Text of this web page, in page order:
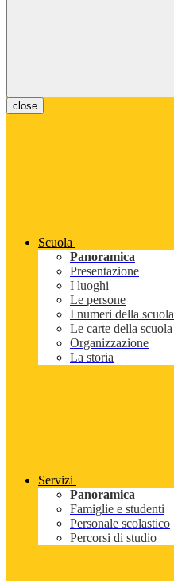
close
Scuola
Panoramica
Presentazione
I luoghi
Le persone
I numeri della scuola
Le carte della scuola
Organizzazione
La storia
Servizi
Panoramica
Famiglie e studenti
Personale scolastico
Percorsi di studio